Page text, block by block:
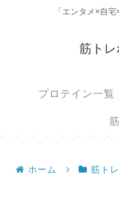
「エンタメ×自
筋ト
プロテイン一覧
ホーム 筋トレ